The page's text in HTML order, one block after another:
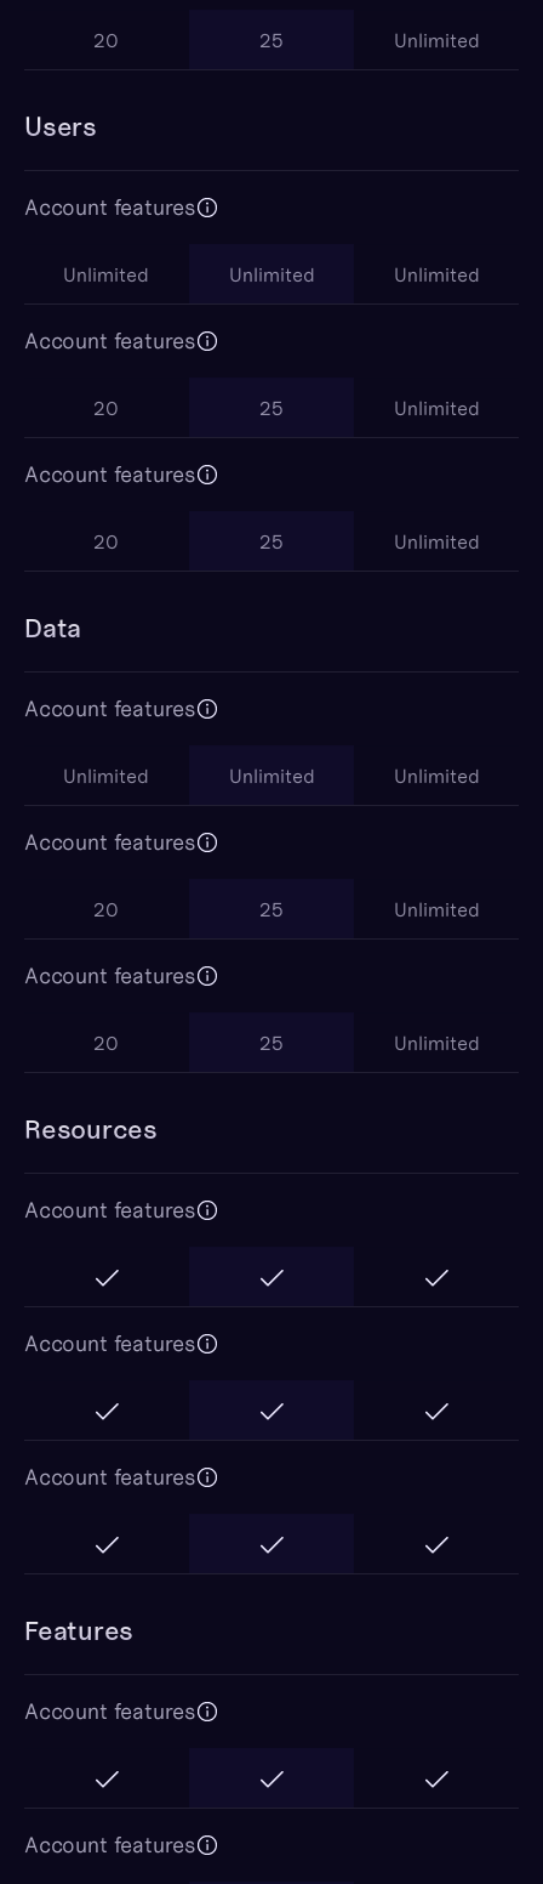
20 25 Unlimited
Users
Account features
Unlimited Unlimited Unlimited
Account features
20 25 Unlimited
Account features
20 25 Unlimited
Data
Account features
Unlimited Unlimited Unlimited
Account features
20 25 Unlimited
Account features
20 25 Unlimited
Resources
Account features
Account features
Account features
Features
Account features
Account features